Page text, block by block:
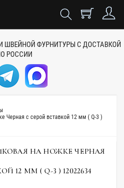
ШВЕЙНОЙ ФУРНИТУРЫ С ДОСТАВКОЙ
РОССИИ
Черная с серой вставкой 12 мм ( Q-3 )
НА НОЖКЕ ЧЕРНАЯ
12 ММ ( Q-3 ) 12022634